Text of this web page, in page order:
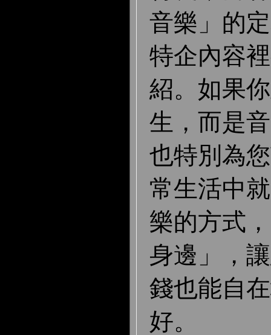
音樂」的
特企內容
紹。如果
生，而是
也特別為
常生活中
樂的方式
身邊」，
錢也能自
好。